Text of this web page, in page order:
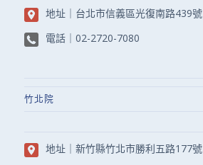
地址｜ 台北市信義區光復南路439號
電話｜ 02-2720-7080
竹北院
地址｜ 新竹縣竹北市勝利五路177號